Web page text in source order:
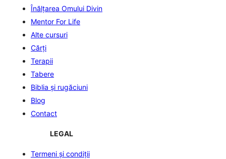
Înălţarea Omului Divin
Mentor For Life
Alte cursuri
Cărți
Terapii
Tabere
Biblia şi rugăciuni
Blog
Contact
LEGAL
Termeni și condiții